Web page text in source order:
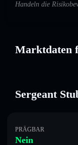
Handeln die
Marktdaten
Sergeant
PRÄGBAR
Nein